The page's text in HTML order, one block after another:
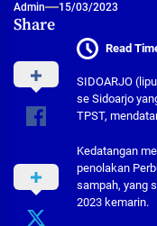
Admin 15/03/2023
Share
Read
SIDOARJO
se Sidoarjo
TPST,
Kedatangan
penolakan
sampah, yang
2023 kemarin.